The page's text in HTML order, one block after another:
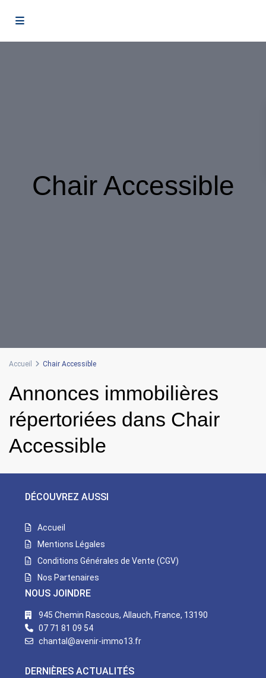
Chair Accessible
Accueil Chair Accessible
Annonces immobilières
répertoriées dans Chair
Accessible
DÉCOUVREZ AUSSI
Accueil
Mentions Légales
Conditions Générales de Vente (CGV)
Nos Partenaires
NOUS JOINDRE
945 Chemin Rascous, Allauch, France, 13190
07 71 81 09 54
chantal@avenir-immo13.fr
DERNIÈRES ACTUALITÉS